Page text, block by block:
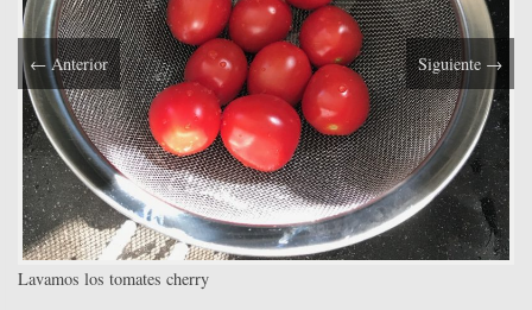
←Anterior Siguiente →
Lavamos los tomates cherry